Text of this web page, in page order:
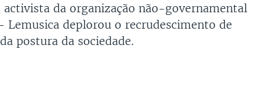
activista da organização não-governamental
Lemusica deplorou o recrudescimento de
postura da sociedade.